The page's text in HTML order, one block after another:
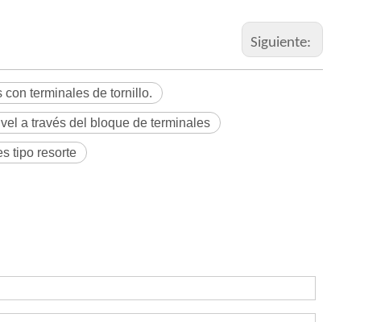
Siguiente:
con terminales de tornillo.
a través del bloque de terminales
tipo resorte